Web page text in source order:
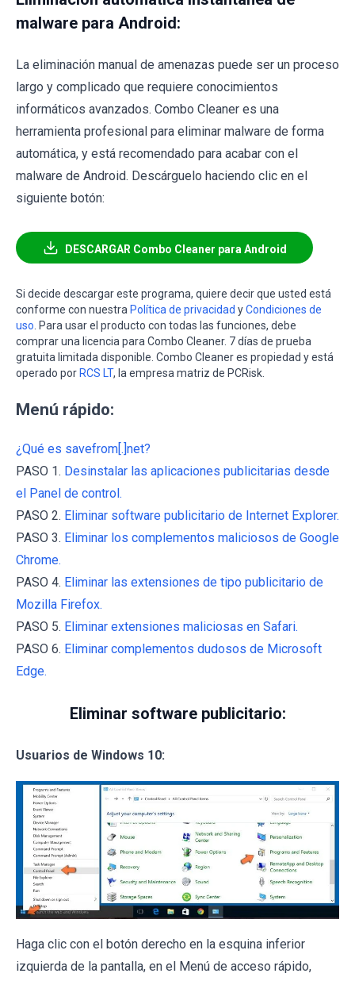
malware para Android:
La eliminación manual de amenazas puede ser un proceso
largo y complicado que requiere conocimientos
informáticos avanzados. Combo Cleaner es una
herramienta profesional para eliminar malware de forma
automática, y está recomendado para acabar con el
malware de Android. Descárguelo haciendo clic en el
siguiente botón:
DESCARGAR Combo Cleaner para Android
Si decide descargar este programa, quiere decir que usted está
conforme con nuestra Política de privacidad yCondiciones de
uso . Para usar el producto con todas las funciones, debe
comprar una licencia para Combo Cleaner. 7 días de prueba
gratuita limitada disponible. Combo Cleaner es propiedad y está
operado por RCS LT, la empresa matriz de PCRisk.
Menú rápido:
¿Qué es savefrom[.]net?
PASO 1. Desinstalar las aplicaciones publicitarias desde
el Panel de control.
PASO 2. Eliminar software publicitario de Internet Explorer.
PASO 3. Eliminar los complementos maliciosos de Google
Chrome.
PASO 4. Eliminar las extensiones de tipo publicitario de
Mozilla Firefox.
PASO 5. Eliminar extensiones maliciosas en Safari.
PASO 6. Eliminar complementos dudosos de Microsoft
Edge.
Eliminar software publicitario:
Usuarios de Windows 10:
Haga clic con el botón derecho en la esquina inferior
izquierda de la pantalla, en el Menú de acceso rápido,